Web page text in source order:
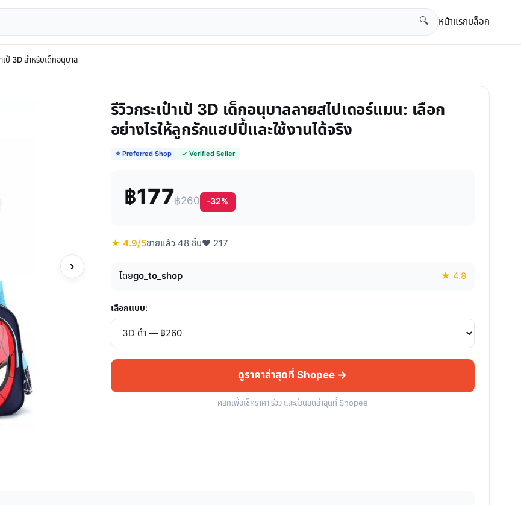
🔍 หน้าแรกบล็อก
เป้ 3D สำหรับเด็กอนุบาล
›
รีวิวกระเป๋าเป้ 3D เด็กอนุบาลลายสไปเดอร์แมน: เลือก
อย่างไรให้ลูกรักแฮปปี้และใช้งานได้จริง
⭐ Preferred Shop ✓ Verified Seller
฿177฿260 -32%
★ 4.9/5ขายแล้ว 48 ชิ้น♥ 217
โดยgo_to_shop ★ 4.8
เลือกแบบ:
ดูราคาล่าสุดที่ Shopee →
คลิกเพื่อเช็คราคา รีวิว และส่วนลดล่าสุดที่ Shopee